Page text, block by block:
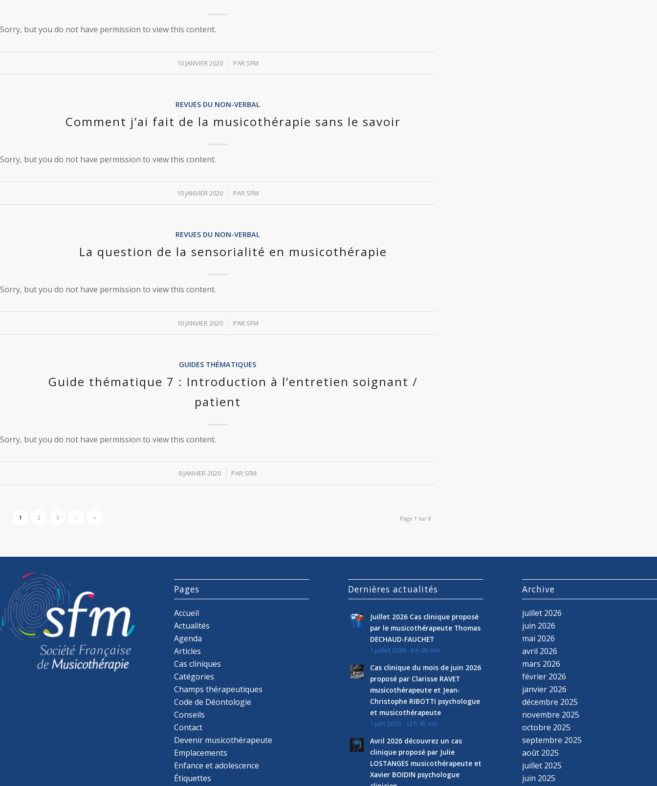
Sorry, but you do not have permission to view this content.
10 JANVIER 2020
/ PAR SFM
REVUES DU NON-VERBAL
Comment j’ai fait de la musicothérapie sans le savoir
Sorry, but you do not have permission to view this content.
10 JANVIER 2020
/ PAR SFM
REVUES DU NON-VERBAL
La question de la sensorialité en musicothérapie
Sorry, but you do not have permission to view this content.
10 JANVIER 2020
/ PAR SFM
GUIDES THÉMATIQUES
Guide thématique 7 : Introduction à l’entretien soignant /
patient
Sorry, but you do not have permission to view this content.
9 JANVIER 2020
/ PAR SFM
Page 1 sur 8
1 2 3 › »
Pages
Accueil
Actualités
Agenda
Articles
Cas cliniques
Catégories
Champs thérapeutiques
Code de Déontologie
Conseils
Contact
Devenir musicothérapeute
Emplacements
Enfance et adolescence
Étiquettes
Dernières actualités
Juillet 2026 Cas clinique proposé
par le musicothérapeute Thomas
DECHAUD-FAUCHET
1 juillet 2026 - 6 h 00 min
Cas clinique du mois de juin 2026
proposé par Clarisse RAVET
musicothérapeute et Jean-
Christophe RIBOTTI psychologue
et musicothérapeute
1 juin 2026 - 12 h 45 min
Avril 2026 découvrez un cas
clinique proposé par Julie
LOSTANGES musicothérapeute et
Xavier BOIDIN psychologue
Archive
juillet 2026
juin 2026
mai 2026
avril 2026
mars 2026
février 2026
janvier 2026
décembre 2025
novembre 2025
octobre 2025
septembre 2025
août 2025
juillet 2025
juin 2025